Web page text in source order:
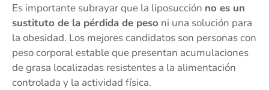
Es importante subrayar que la liposucción no es un
sustituto de la pérdida de peso ni una solución para
la obesidad. Los mejores candidatos son personas con
peso corporal estable que presentan acumulaciones
de grasa localizadas resistentes a la alimentación
controlada y la actividad física.